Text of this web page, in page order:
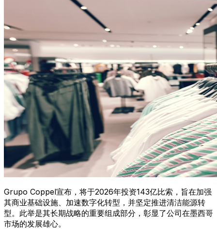
Grupo Coppel宣布，将于2026年投资143亿比索，旨在加强
其商业基础设施、加速数字化转型，并坚定推进清洁能源转
型。此举是其长期战略的重要组成部分，彰显了公司在墨西哥
市场的发展雄心。